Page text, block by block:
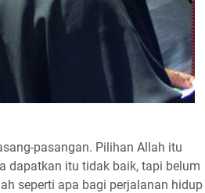
pasangan. Pilihan Allah itu
dapatkan itu tidak baik, tapi belum
seperti apa bagi perjalanan hidup